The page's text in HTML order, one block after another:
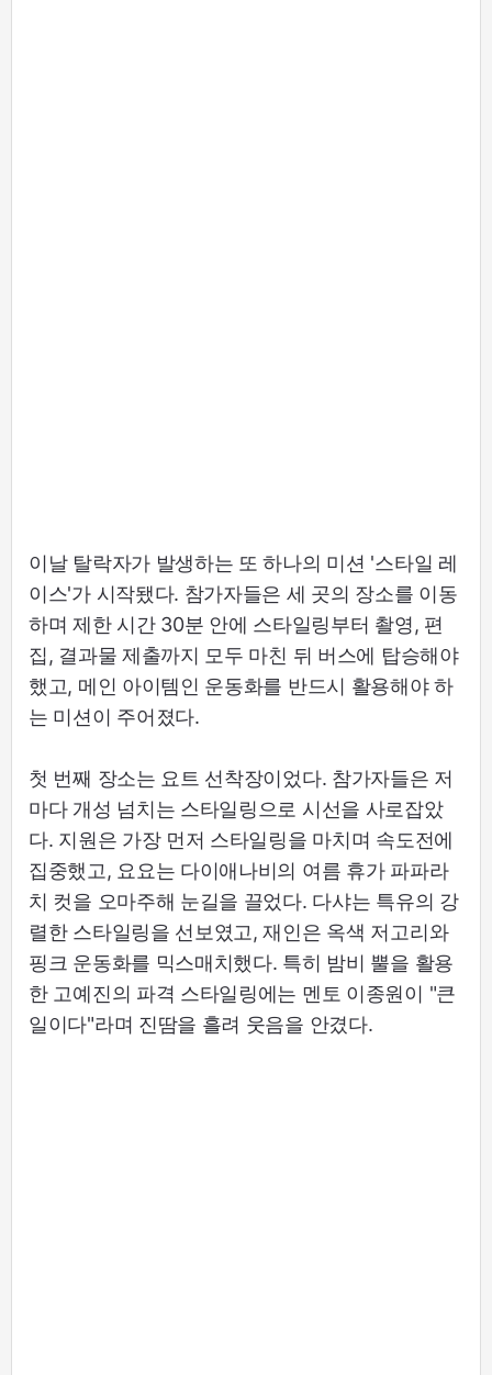
이날 탈락자가 발생하는 또 하나의 미션 '스타일 레
이스'가 시작됐다. 참가자들은 세 곳의 장소를 이동
하며 제한 시간 30분 안에 스타일링부터 촬영, 편
집, 결과물 제출까지 모두 마친 뒤 버스에 탑승해야
했고, 메인 아이템인 운동화를 반드시 활용해야 하
는 미션이 주어졌다.
첫 번째 장소는 요트 선착장이었다. 참가자들은 저
마다 개성 넘치는 스타일링으로 시선을 사로잡았
다. 지원은 가장 먼저 스타일링을 마치며 속도전에
집중했고, 요요는 다이애나비의 여름 휴가 파파라
치 컷을 오마주해 눈길을 끌었다. 다샤는 특유의 강
렬한 스타일링을 선보였고, 재인은 옥색 저고리와
핑크 운동화를 믹스매치했다. 특히 밤비 뿔을 활용
한 고예진의 파격 스타일링에는 멘토 이종원이 "큰
일이다"라며 진땀을 흘려 웃음을 안겼다.